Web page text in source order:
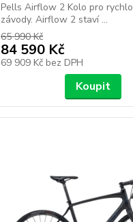
Pells Airflow 2 Kolo pro
závody. Airflow 2 staví ...
65 990 Kč
84 590 Kč
69 909 Kč bez DPH
Koupit